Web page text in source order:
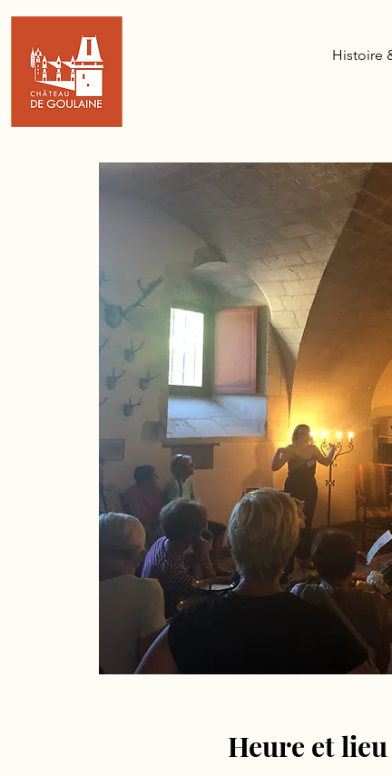
Histoire
Heure et lieu